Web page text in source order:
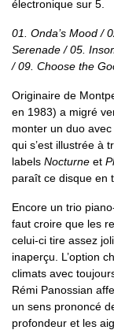
électronique sur 5.
01. Onda’s Mood /
Serenade / 05.
/ 09. Choose the
Originaire de
en 1983) a migré
monter un duo
qui s’est illustrée à
labels Nocturne et
paraît ce disque en
Encore un trio
faut croire que les
celui-ci tire assez
inaperçu. L’option
climats avec
Rémi Panossian
un sens prononcé
profondeur et les